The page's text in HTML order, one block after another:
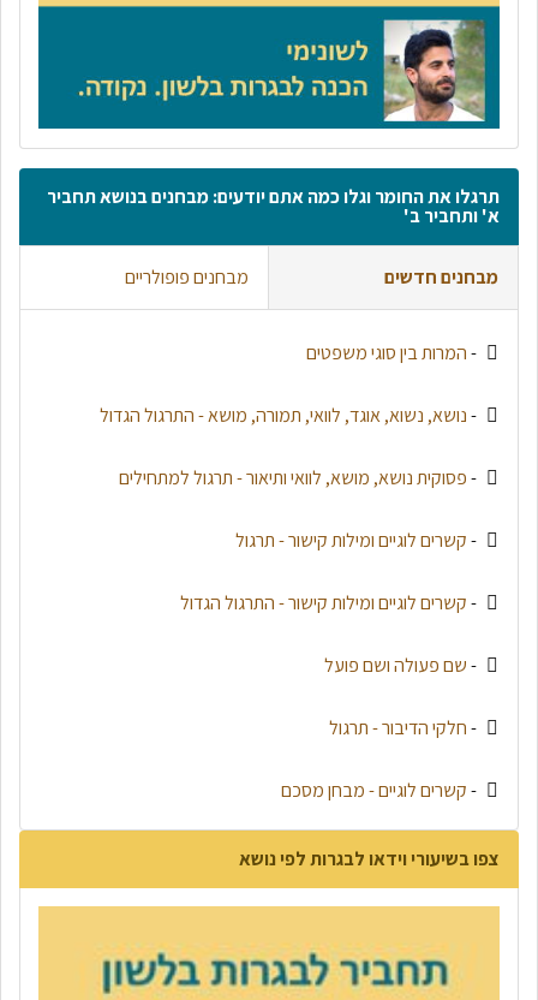
תרגלו את החומר וגלו כמה אתם יודעים: מבחנים בנושא תחביר
א' ותחביר ב'
מבחנים חדשים מבחנים פופולריים
-המרות בין סוגי משפטים
-נושא, נשוא, אוגד, לוואי, תמורה, מושא - התרגול הגדול
-פסוקית נושא, מושא, לוואי ותיאור - תרגול למתחילים
-קשרים לוגיים ומילות קישור - תרגול
-קשרים לוגיים ומילות קישור - התרגול הגדול
-שם פעולה ושם פועל
-חלקי הדיבור - תרגול
-קשרים לוגיים - מבחן מסכם
צפו בשיעורי וידאו לבגרות לפי נושא